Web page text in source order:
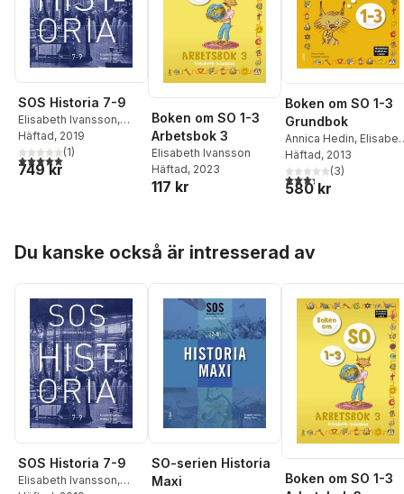
SOS Historia 7-9
Elisabeth Ivansson,
Mattias Tordai
Häftad, 2019
5,0utav 5 stjärnor. Totalt antal röster:
(1)
749 kr
Boken om SO 1-3
Arbetsbok 3
Elisabeth Ivansson
Häftad, 2023
117 kr
Boken om SO 1-3
Grundbok
Annica Hedin,
Ivansson,Marie
Kiovsky,Linda Engvall
Häftad, 2013
3,3utav 5 stjärnor.
(3)
580 kr
Du kanske också är intresserad av
SOS Historia 7-9
Elisabeth Ivansson,
SO-serien Historia
Maxi
Boken om SO 1-3